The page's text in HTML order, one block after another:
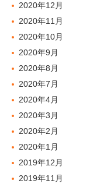
2020年12月
2020年11月
2020年10月
2020年9月
2020年8月
2020年7月
2020年4月
2020年3月
2020年2月
2020年1月
2019年12月
2019年11月